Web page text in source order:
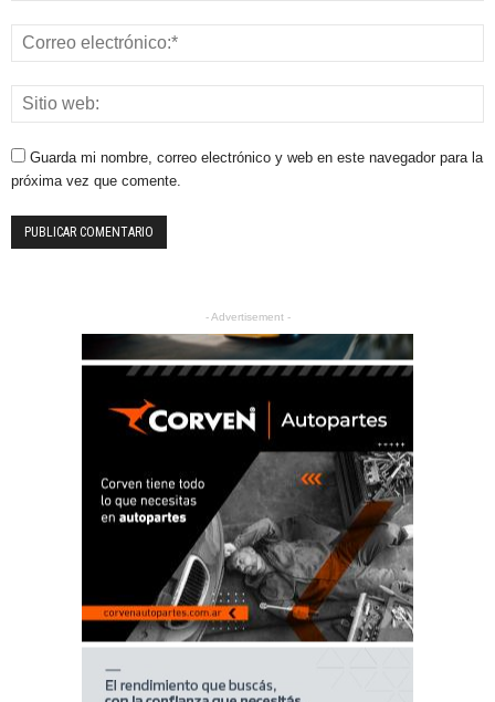
Guarda mi nombre, correo electrónico y web en este navegador para la
próxima vez que comente.
- Advertisement -